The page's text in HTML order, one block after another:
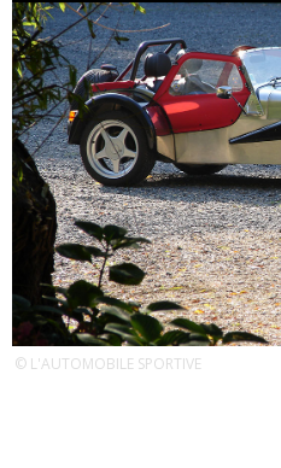
© L'AUTOMOBILE SPORTIVE